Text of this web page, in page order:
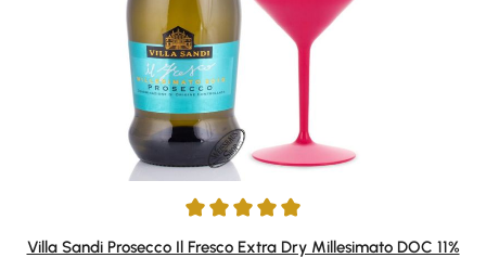
Durchschnittliche Bewertung von 5 von 5 Sternen
Villa Sandi Prosecco Il Fresco Extra Dry Millesimato DOC 11%